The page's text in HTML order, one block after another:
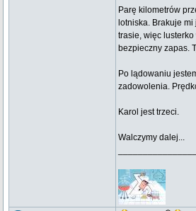
Parę kilometrów
lotniska. Brakuje
trasie, więc
bezpieczny zapas.
Po lądowaniu
zadowolenia.
Karol jest trzeci.
Walczymy dalej...